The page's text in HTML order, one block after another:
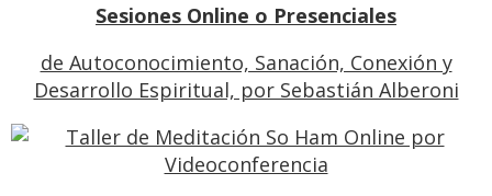
Sesiones Online o Presenciales
de Autoconocimiento, Sanación, Conexión y
Desarrollo Espiritual, por Sebastián Alberoni